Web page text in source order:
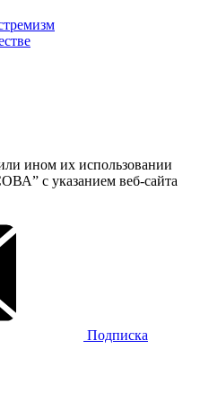
ином их использовании
с указанием веб-сайта
Подписка